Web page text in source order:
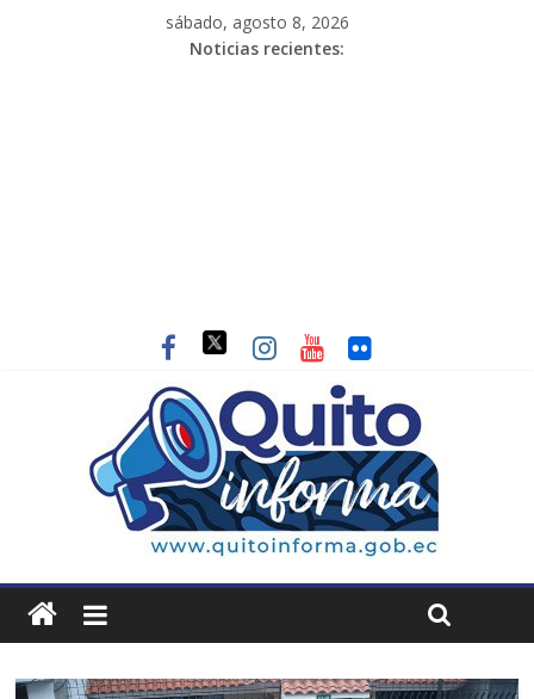
sábado, agosto 8, 2026
Noticias recientes: